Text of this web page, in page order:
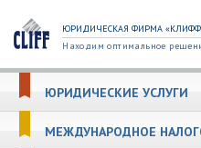
ЮРИДИЧЕСКАЯ ФИРМА
Находим оптимальное
ЮРИДИЧЕСКИЕ УСЛУГИ
МЕЖДУНАРОДНОЕ